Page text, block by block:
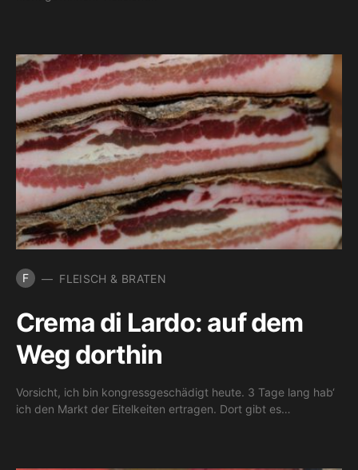
F FLEISCH & BRATEN
Crema di Lardo: auf dem
Weg dorthin
Vorsicht, ich bin kongressgeschädigt heute. 3 Tage lang hab‘
ich den Markt der Eitelkeiten ertragen. Dort gibt es…